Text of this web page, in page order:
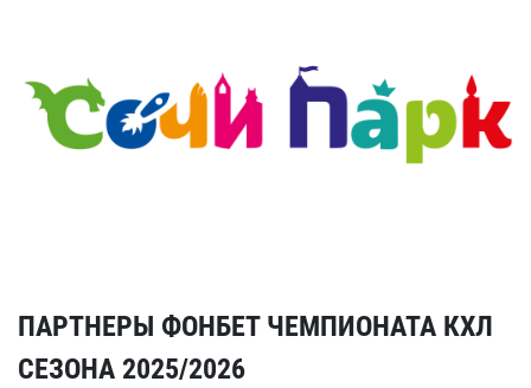
ПАРТНЕРЫ ФОНБЕТ ЧЕМПИОНАТА КХЛ
СЕЗОНА 2025/2026